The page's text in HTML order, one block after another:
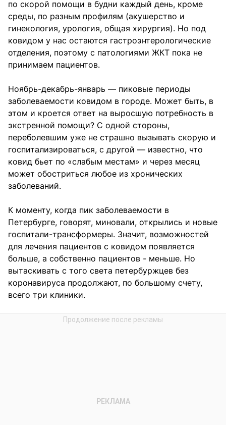
по скорой помощи в будни каждый день, кроме
среды, по разным профилям (акушерство и
гинекология, урология, общая хирургия). Но под
ковидом у нас остаются гастроэнтерологические
отделения, поэтому с патологиями ЖКТ пока не
принимаем пациентов.
Ноябрь-декабрь-январь — пиковые периоды
заболеваемости ковидом в городе. Может быть, в
этом и кроется ответ на выросшую потребность в
экстренной помощи? С одной стороны,
переболевшим уже не страшно вызывать скорую и
госпитализироваться, с другой — известно, что
ковид бьет по «слабым местам» и через месяц
может обостриться любое из хронических
заболеваний.
К моменту, когда пик заболеваемости в
Петербурге, говорят, миновали, открылись и новые
госпитали-трансформеры. Значит, возможностей
для лечения пациентов с ковидом появляется
больше, а собственно пациентов - меньше. Но
вытаскивать с того света петербуржцев без
коронавируса продолжают, по большому счету,
всего три клиники.